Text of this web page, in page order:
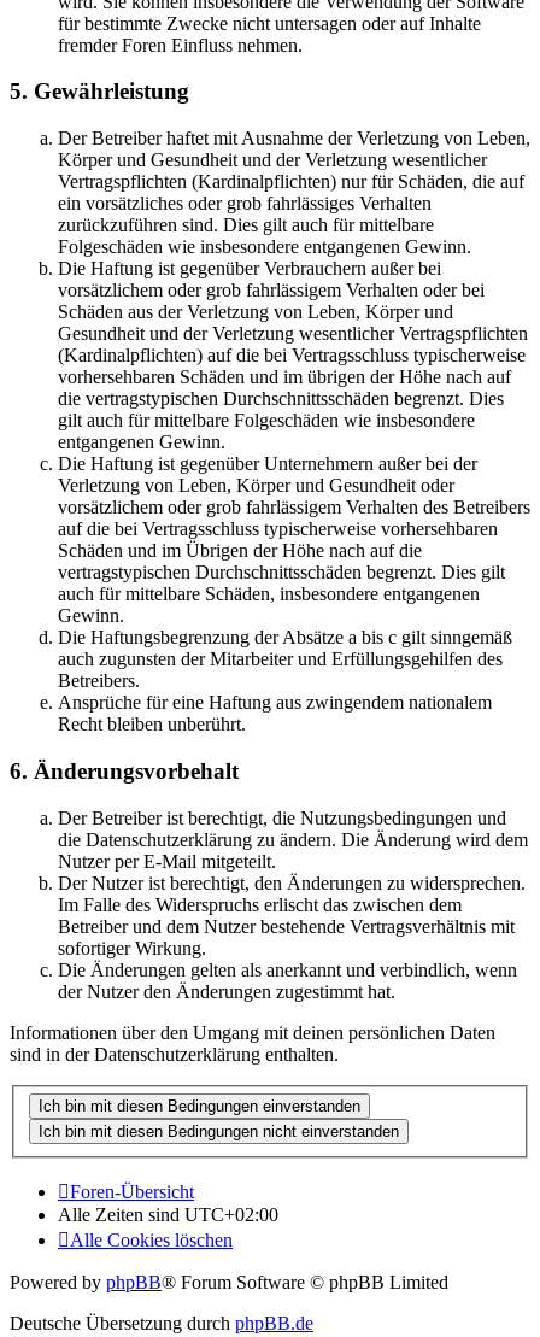
für bestimmte Zwecke nicht untersagen oder auf Inhalte
fremder Foren Einfluss nehmen.
5. Gewährleistung
Der Betreiber haftet mit Ausnahme der Verletzung von Leben,
Körper und Gesundheit und der Verletzung wesentlicher
Vertragspflichten (Kardinalpflichten) nur für Schäden, die auf
ein vorsätzliches oder grob fahrlässiges Verhalten
zurückzuführen sind. Dies gilt auch für mittelbare
Folgeschäden wie insbesondere entgangenen Gewinn.
Die Haftung ist gegenüber Verbrauchern außer bei
vorsätzlichem oder grob fahrlässigem Verhalten oder bei
Schäden aus der Verletzung von Leben, Körper und
Gesundheit und der Verletzung wesentlicher Vertragspflichten
(Kardinalpflichten) auf die bei Vertragsschluss typischerweise
vorhersehbaren Schäden und im übrigen der Höhe nach auf
die vertragstypischen Durchschnittsschäden begrenzt. Dies
gilt auch für mittelbare Folgeschäden wie insbesondere
entgangenen Gewinn.
Die Haftung ist gegenüber Unternehmern außer bei der
Verletzung von Leben, Körper und Gesundheit oder
vorsätzlichem oder grob fahrlässigem Verhalten des Betreibers
auf die bei Vertragsschluss typischerweise vorhersehbaren
Schäden und im Übrigen der Höhe nach auf die
vertragstypischen Durchschnittsschäden begrenzt. Dies gilt
auch für mittelbare Schäden, insbesondere entgangenen
Gewinn.
Die Haftungsbegrenzung der Absätze a bis c gilt sinngemäß
auch zugunsten der Mitarbeiter und Erfüllungsgehilfen des
Betreibers.
Ansprüche für eine Haftung aus zwingendem nationalem
Recht bleiben unberührt.
6. Änderungsvorbehalt
Der Betreiber ist berechtigt, die Nutzungsbedingungen und
die Datenschutzerklärung zu ändern. Die Änderung wird dem
Nutzer per E-Mail mitgeteilt.
Der Nutzer ist berechtigt, den Änderungen zu widersprechen.
Im Falle des Widerspruchs erlischt das zwischen dem
Betreiber und dem Nutzer bestehende Vertragsverhältnis mit
sofortiger Wirkung.
Die Änderungen gelten als anerkannt und verbindlich, wenn
der Nutzer den Änderungen zugestimmt hat.
Informationen über den Umgang mit deinen persönlichen Daten
sind in der Datenschutzerklärung enthalten.
Foren-Übersicht
Alle Zeiten sind UTC+02:00
Alle Cookies löschen
Powered by phpBB® Forum Software © phpBB Limited
Deutsche Übersetzung durch phpBB.de